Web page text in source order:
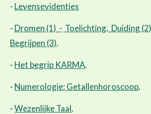
- Levensevidenties
- Dromen (1) - Toelichting, Duiding
Begrijpen (3).
- Het begrip KARMA.
- Numerologie; Getallenhoroscoop.
-Wezenlijke Taal.